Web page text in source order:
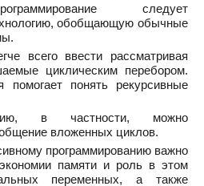
следует
обобщающую обычные
всего ввести рассматривая
циклическим перебором.
помогает понять рекурсивные
в частности, можно
вложенных циклов.
программированию важно
памяти и роль в этом
переменных, а также